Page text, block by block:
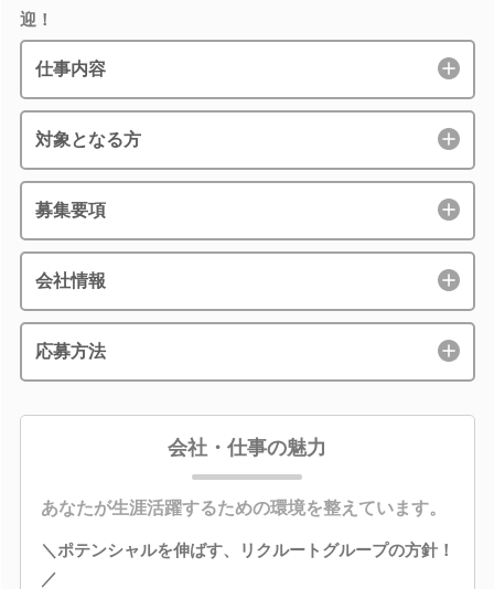
迎！
仕事内容
対象となる方
募集要項
会社情報
応募方法
会社・仕事の魅力
あなたが生涯活躍するための環境を整えています。
＼ポテンシャルを伸ばす、リクルートグループの方針！
／